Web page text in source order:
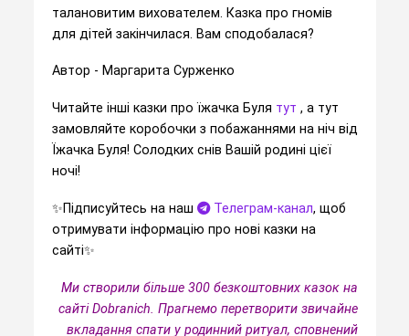
талановитим вихователем. Казка про гномів
для дітей закінчилася. Вам сподобалася?
Автор - Маргарита Сурженко
Читайте інші казки про їжачка Буля тут , а тут
замовляйте коробочки з побажаннями на ніч від
Їжачка Буля! Солодких снів Вашій родині цієї
ночі!
✨️Підписуйтесь на наш Телеграм-канал, щоб
отримувати інформацію про нові казки на
сайті✨️
Ми створили більше 300 безкоштовних казок на
сайті Dobranich. Прагнемо перетворити звичайне
вкладання спати у родинний ритуал, сповнений